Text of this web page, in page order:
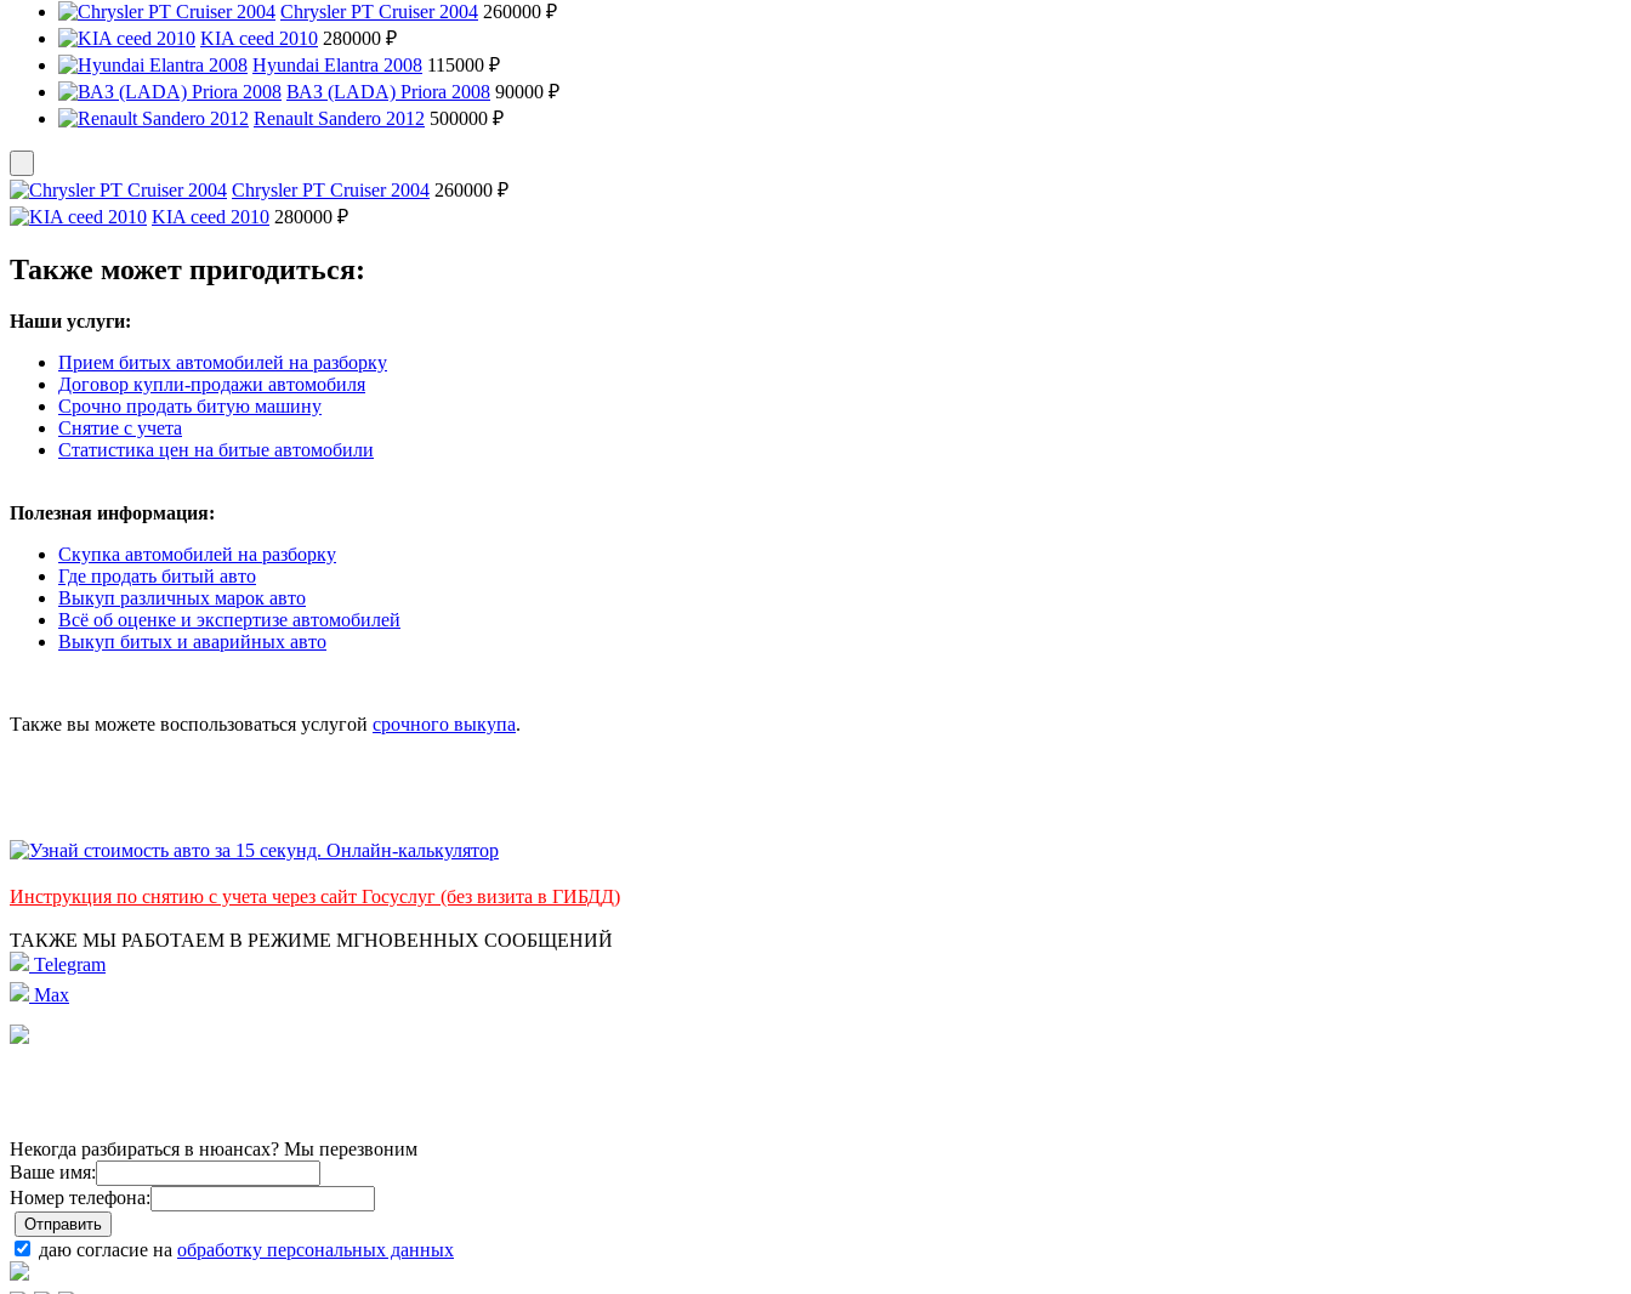
Chrysler PT Cruiser 2004 260000 ₽
KIA ceed 2010 280000 ₽
Hyundai Elantra 2008 115000 ₽
ВАЗ (LADA) Priora 2008 90000 ₽
Renault Sandero 2012 500000 ₽
Chrysler PT Cruiser 2004 260000 ₽
KIA ceed 2010 280000 ₽
Также может пригодиться:
Наши услуги:
Прием битых автомобилей на разборку
Договор купли-продажи автомобиля
Срочно продать битую машину
Снятие с учета
Статистика цен на битые автомобили
Полезная информация:
Скупка автомобилей на разборку
Где продать битый авто
Выкуп различных марок авто
Всё об оценке и экспертизе автомобилей
Выкуп битых и аварийных авто
Также вы можете воспользоваться услугой срочного выкупа.
Инструкция по снятию с учета через сайт Госуслуг (без визита в ГИБДД)
ТАКЖЕ МЫ РАБОТАЕМ В РЕЖИМЕ МГНОВЕННЫХ СООБЩЕНИЙ
Telegram
Max
Некогда разбираться в нюансах? Мы перезвоним
Ваше имя:
Номер телефона:
даю согласие на обработку персональных данных